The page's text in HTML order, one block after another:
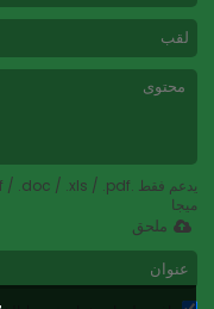
ميجا
ملحق